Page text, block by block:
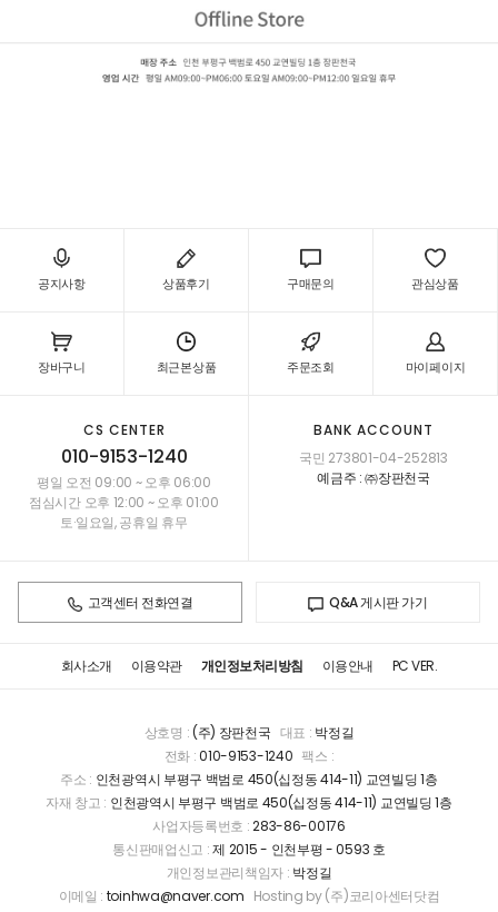
공지사항 상품후기 구매문의 관심상품
장바구니 최근본상품 주문조회 마이페이지
CS CENTER
010-9153-1240
평일 오전 09:00 ~ 오후 06:00
점심시간 오후 12:00 ~ 오후 01:00
토·일요일, 공휴일 휴무
BANK ACCOUNT
국민 273801-04-252813
예금주 : ㈜장판천국
고객센터 전화연결 Q&A 게시판 가기
회사소개 이용약관 개인정보처리방침 이용안내 PC VER.
상호명 :(주) 장판천국 대표 : 박정길
전화 :010-9153-1240 팩스 :
주소 : 인천광역시 부평구 백범로 450(십정동 414-11) 교연빌딩 1층
자재 창고 : 인천광역시 부평구 백범로 450(십정동 414-11) 교연빌딩 1층
사업자등록번호 :283-86-00176
통신판매업신고 :제 2015 - 인천부평 - 0593 호
개인정보관리책임자 : 박정길
이메일 : toinhwa@naver.com Hosting by (주)코리아센터닷컴